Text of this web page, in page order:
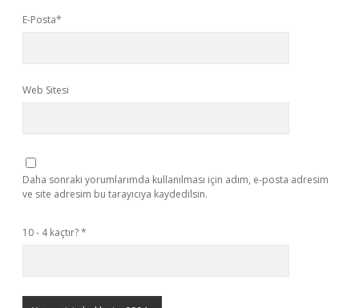
E-Posta*
Web Sitesi
Daha sonraki yorumlarımda kullanılması için adım, e-posta adresim
ve site adresim bu tarayıcıya kaydedilsin.
10 - 4 kaçtır?*